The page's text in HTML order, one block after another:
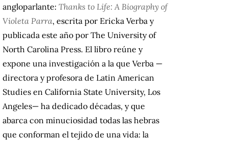
angloparlante: Thanks to Life: A Biography of
Violeta Parra, escrita por Ericka Verba y
publicada este año por The University of
North Carolina Press. El libro reúne y
expone una investigación a la que Verba —
directora y profesora de Latin American
Studies en California State University, Los
Angeles— ha dedicado décadas, y que
abarca con minuciosidad todas las hebras
que conforman el tejido de una vida: la